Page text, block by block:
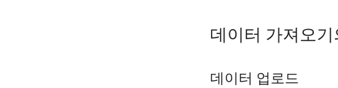
데이터 가져오
데이터 업로드